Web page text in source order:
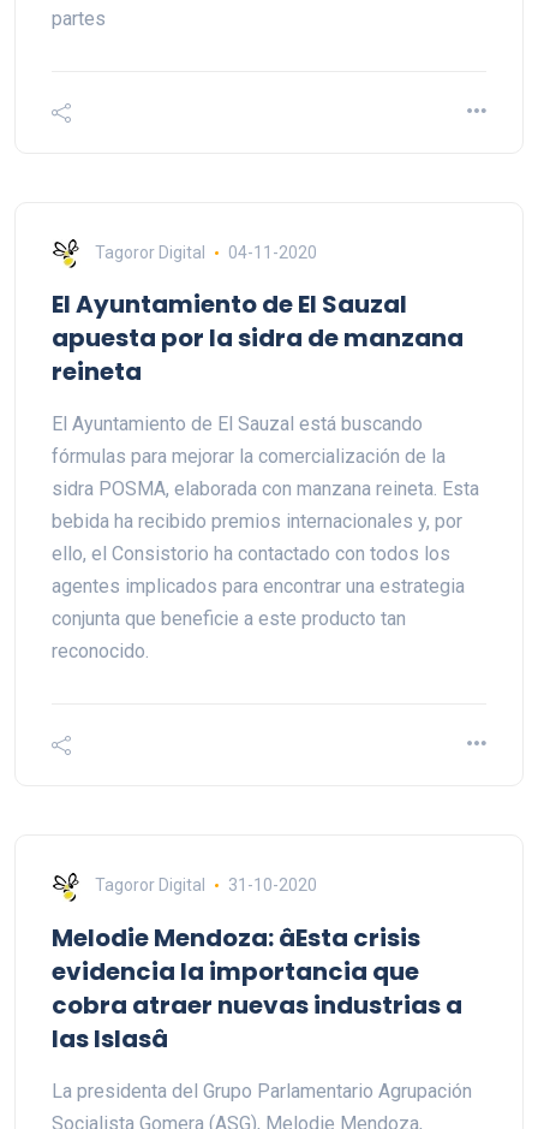
partes
Tagoror Digital 04-11-2020
El Ayuntamiento de El Sauzal
apuesta por la sidra de manzana
reineta
El Ayuntamiento de El Sauzal está buscando
fórmulas para mejorar la comercialización de la
sidra POSMA, elaborada con manzana reineta. Esta
bebida ha recibido premios internacionales y, por
ello, el Consistorio ha contactado con todos los
agentes implicados para encontrar una estrategia
conjunta que beneficie a este producto tan
reconocido.
Tagoror Digital 31-10-2020
Melodie Mendoza: âEsta crisis
evidencia la importancia que
cobra atraer nuevas industrias a
las Islasâ
La presidenta del Grupo Parlamentario Agrupación
Socialista Gomera (ASG), Melodie Mendoza,